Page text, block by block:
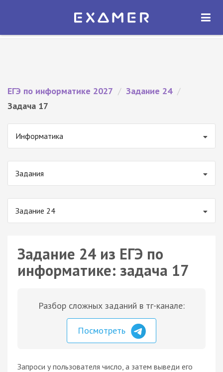
Экзамер — ЕГЭ 2027
ОТКРЫТЬ
ЕГЭ по информатике 2027 / Задание 24 /
Задача 17
Информатика
Задания
Задание 24
Задание 24 из ЕГЭ по
информатике: задача 17
Разбор сложных заданий в тг-канале:
Посмотреть
Запроси у пользователя число, а затем выведи его